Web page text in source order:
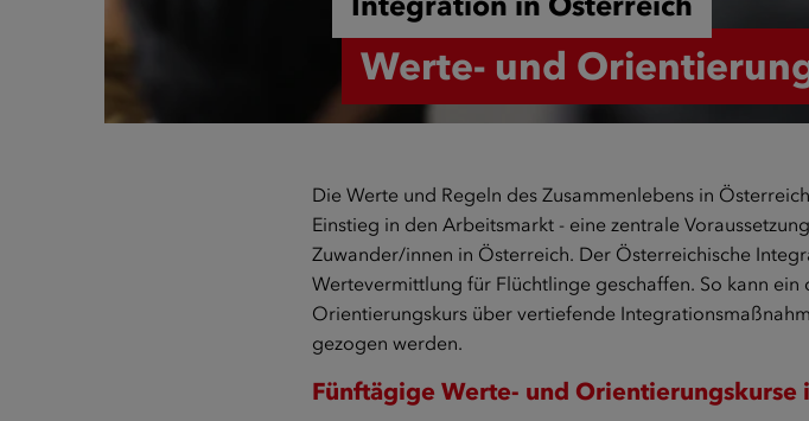
Werte- und
Die Werte und Regeln des Zusammenlebens in
Einstieg in den Arbeitsmarkt - eine zentrale
Zuwander/innen in Österreich. Der Österreichische
Wertevermittlung für Flüchtlinge geschaffen. So kann
Orientierungskurs über vertiefende
gezogen werden.
Fünftägige Werte- und Orientierungskurse